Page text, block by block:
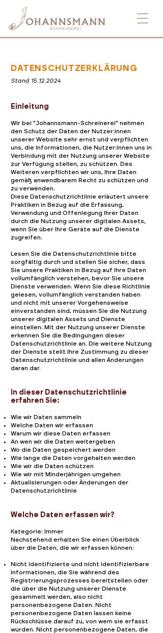
DATENSCHUTZERKLÄRUNG
Stand 15.12.2024
Einleitung
Wir bei "Johannsmann-Schreinerei" nehmen
den Schutz der Daten der Nutzer:innen
unserer Website sehr ernst und verpflichten
uns, die Informationen, die Nutzer:innen uns in
Verbindung mit der Nutzung unserer Website
zur Verfügung stellen, zu schützen. Des
Weiteren verpflichten wir uns, Ihre Daten
gemäß anwendbarem Recht zu schützen und
zu verwenden.
Diese Datenschutzrichtlinie erläutert unsere
Praktiken in Bezug auf die Erfassung,
Verwendung und Offenlegung Ihrer Daten
durch die Nutzung unserer digitalen Assets,
wenn Sie über Ihre Geräte auf die Dienste
zugreifen.
Lesen Sie die Datenschutzrichtlinie bitte
sorgfältig durch und stellen Sie sicher, dass
Sie unsere Praktiken in Bezug auf Ihre Daten
vollumfänglich verstehen, bevor Sie unsere
Dienste verwenden. Wenn Sie diese Richtlinie
gelesen, vollumfänglich verstanden haben
und nicht mit unserer Vorgehensweise
einverstanden sind, müssen Sie die Nutzung
unserer digitalen Assets und Dienste
einstellen. Mit der Nutzung unserer Dienste
erkennen Sie die Bedingungen dieser
Datenschutzrichtlinie an. Die weitere Nutzung
der Dienste stellt Ihre Zustimmung zu dieser
Datenschutzrichtlinie und allen Änderungen
daran dar.
In dieser Datenschutzrichtlinie
erfahren Sie:
Wie wir Daten sammeln
Welche Daten wir erfassen
Warum wir diese Daten erfassen
An wen wir die Daten weitergeben
Wo die Daten gespeichert werden
Wie lange die Daten vorgehalten werden
Wie wir die Daten schützen
Wie wir mit Minderjährigen umgehen
Aktualisierungen oder Änderungen der
Datenschutzrichtlinie
Welche Daten erfassen wir?
Kategorie: Immer
Nachstehend erhalten Sie einen Überblick
über die Daten, die wir erfassen können:
Nicht identifizierte und nicht identifizierbare
Informationen, die Sie während des
Registrierungsprozesses bereitstellen oder
die über die Nutzung unserer Dienste
gesammelt werden, also nicht
personenbezogene Daten. Nicht
personenbezogene Daten lassen keine
Rückschlüsse darauf zu, von wem sie erfasst
wurden. Nicht personenbezogene Daten, die